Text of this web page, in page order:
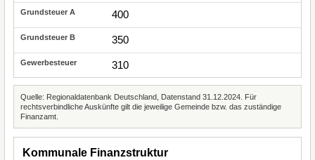
400
350
310
Quelle: Regionaldatenbank Deutschland, Datenstand 31.12.2024. Für
rechtsverbindliche Auskünfte gilt die jeweilige Gemeinde bzw. das zuständige
Finanzamt.
Kommunale Finanzstruktur